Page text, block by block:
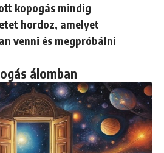
kopogás mindig
hordoz, amelyet
venni és megpróbálni
álomban